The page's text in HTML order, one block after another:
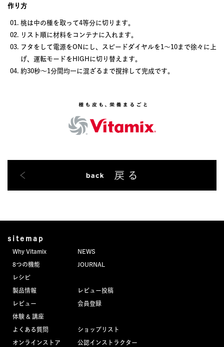
作り方
桃は中の種を取って4等分に切ります。
リスト順に材料をコンテナに入れます。
フタをして電源をONにし、スピードダイヤルを1〜10まで徐々に上
げ、運転モードをHIGHに切り替えます。
約30秒〜1分間均一に混ざるまで撹拌して完成です。
sitemap
Why Vitamix
8つの機能
レシピ
製品情報
レビュー
体験 & 講座
よくある質問
オンラインストア
NEWS
JOURNAL
レビュー投稿
会員登録
ショップリスト
公認インストラクター